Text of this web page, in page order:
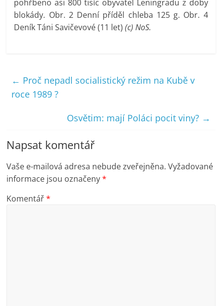
pohřbeno asi 800 tisíc obyvatel Leningradu z doby
blokády. Obr. 2 Denní příděl chleba 125 g. Obr. 4
Deník Táni Savičevové (11 let)(c) NoS.
← Proč nepadl socialistický režim na Kubě v
roce 1989 ?
Osvětim: mají Poláci pocit viny? →
Napsat komentář
Vaše e-mailová adresa nebude zveřejněna. Vyžadované
informace jsou označeny*
Komentář*